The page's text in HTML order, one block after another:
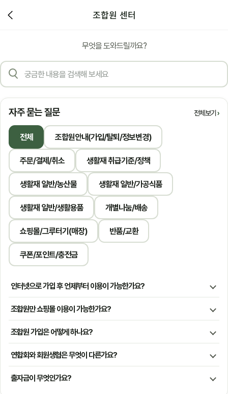
조합원 센터
무엇을 도와드릴까요?
자주 묻는 질문 전체보기
전체 조합원안내(가입/탈퇴/정보변경)
주문/결제/취소 생활재 취급기준/정책
생활재 일반/농산물 생활재 일반/가공식품
생활재 일반/생활용품 개별나눔/배송
쇼핑몰/그루터기(매장) 반품/교환
쿠폰/포인트/충전금
인터넷으로 가입 후 언제부터 이용이 가능한가요?
조합원만 쇼핑몰 이용이 가능한가요?
조합원 가입은 어떻게 하나요?
연합회와 회원생협은 무엇이 다른가요?
출자금이 무엇인가요?